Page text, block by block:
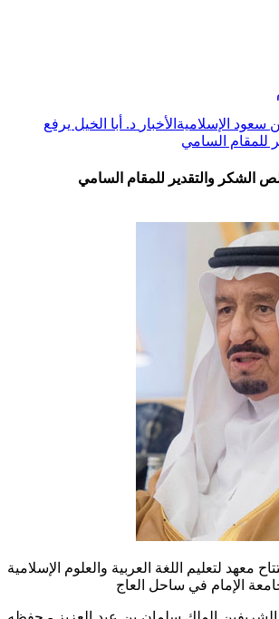
سعود الإسلامية الأخبار د. أبا الخيل يرفع
للمقام السامي
الشكر والتقدير للمقام السامي
معهد لتعليم اللغة العربية والعلوم الإسلامية
الإمام في ساحل العاج